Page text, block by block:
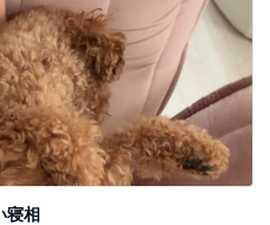
寝相